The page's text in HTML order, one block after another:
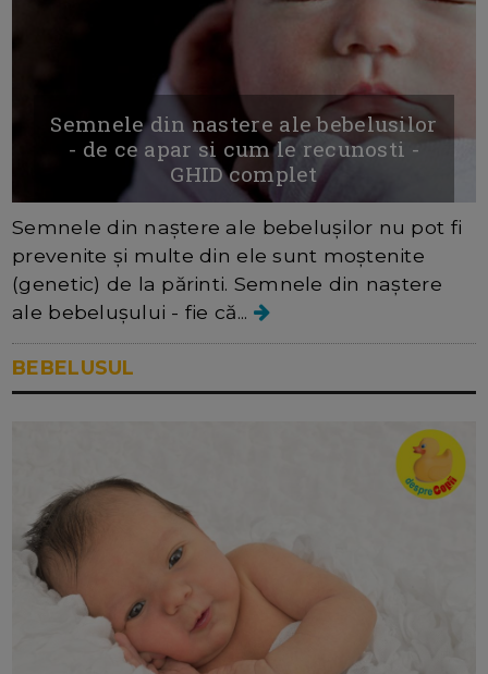
Semnele din nastere ale bebelusilor
- de ce apar si cum le recunosti -
GHID complet
Semnele din naștere ale bebelușilor nu pot fi
prevenite și multe din ele sunt moștenite
(genetic) de la părinti. Semnele din naștere
ale bebelușului - fie că...
BEBELUSUL